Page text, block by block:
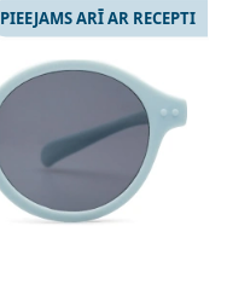
PIEEJAMS ARĪ AR RECEPTI